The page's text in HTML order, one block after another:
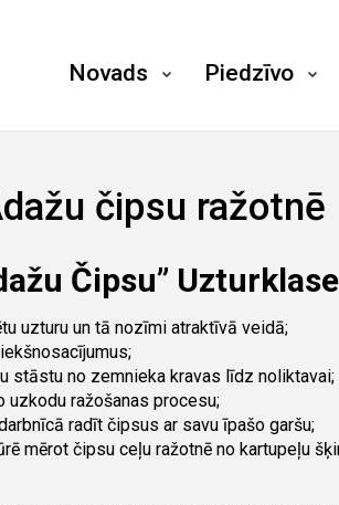
Novads Piedzīvo
čipsu ražotnē
Čipsu”
uzturu un tā nozīmi atraktīvā veidā;
stāstu no zemnieka kravas līdz noliktavai;
uzkodu ražošanas procesu;
radīt čipsus ar savu īpašo garšu;
mērot čipsu ceļu ražotnē no kartupeļu